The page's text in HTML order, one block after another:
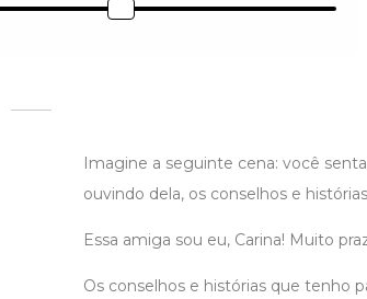
Imagine a seguinte cena: você
ouvindo dela, os conselhos e
Essa amiga sou eu, Carina! Muito
Os conselhos e histórias que tenho